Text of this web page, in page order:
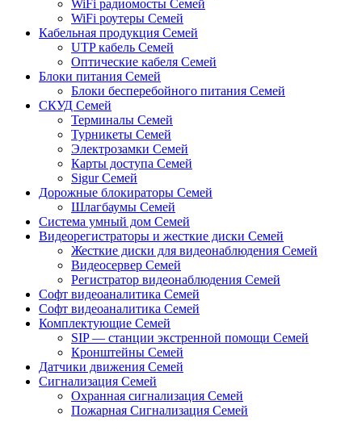
WiFi радиомосты Семей
WiFi роутеры Семей
Кабельная продукция Семей
UTP кабель Семей
Оптические кабеля Семей
Блоки питания Семей
Блоки бесперебойного питания Семей
СКУД Семей
Терминалы Семей
Турникеты Семей
Электрозамки Семей
Карты доступа Семей
Sigur Семей
Дорожные блокираторы Семей
Шлагбаумы Семей
Система умный дом Семей
Видеорегистраторы и жесткие диски Семей
Жесткие диски для видеонаблюдения Семей
Видеосервер Семей
Регистратор видеонаблюдения Семей
Софт видеоаналитика Семей
Софт видеоаналитика Семей
Комплектующие Семей
SIP — станции экстренной помощи Семей
Кронштейны Семей
Датчики движения Семей
Сигнализация Семей
Охранная сигнализация Семей
Пожарная Сигнализация Семей